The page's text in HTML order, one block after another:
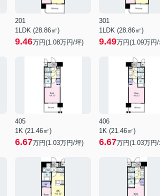
201
1LDK (28.86㎡)
9.46万円(1.08万円/坪)
301
1LDK (28.86㎡)
9.49万円(1.09万円
405
1K (21.46㎡)
6.67万円(1.03万円/坪)
406
1K (21.46㎡)
6.67万円(1.03万円